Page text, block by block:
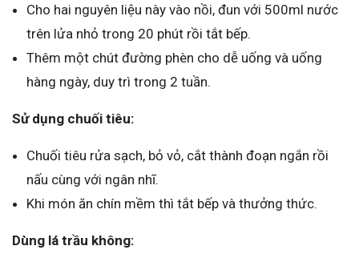
Cho hai nguyên liệu này vào nồi, đun với 500ml nước
trên lửa nhỏ trong 20 phút rồi tắt bếp.
Thêm một chút đường phèn cho dễ uống và uống
hàng ngày, duy trì trong 2 tuần.
Sử dụng chuối tiêu:
Chuối tiêu rửa sạch, bỏ vỏ, cắt thành đoạn ngắn rồi
nấu cùng với ngân nhĩ.
Khi món ăn chín mềm thì tắt bếp và thưởng thức.
Dùng lá trầu không: